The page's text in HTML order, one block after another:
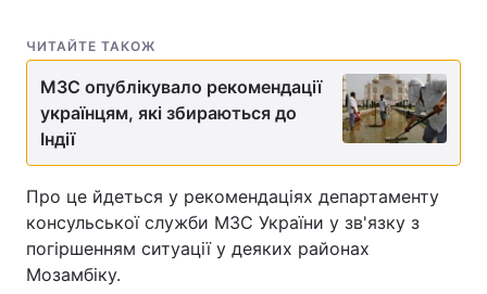
Техно і зв'язок
Інциденти
Здоров'я
Цікавинки Погода
Екологія Регіони
ЧИТАЙТЕ ТАКОЖ
МЗС опублікувало рекомендації
українцям, які збираються до
Індії
Про це йдеться у рекомендаціях департаменту
консульської служби МЗС України у зв'язку з
погіршенням ситуації у деяких районах
Мозамбіку.